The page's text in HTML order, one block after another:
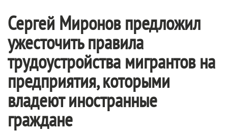
Сергей Миронов предложил
ужесточить правила
трудоустройства мигрантов на
предприятия, которыми
владеют иностранные
граждане